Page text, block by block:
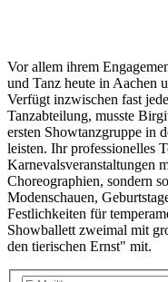
Vor allem ihrem
und Tanz heute in Aachen
Verfügt inzwischen fast
Tanzabteilung, musste
ersten Showtanzgruppe in
leisten. Ihr professionelles
Karnevalsveranstaltungen
Choreographien, sondern
Modenschauen,
Festlichkeiten für
Showballett zweimal mit
den tierischen Ernst" mit.